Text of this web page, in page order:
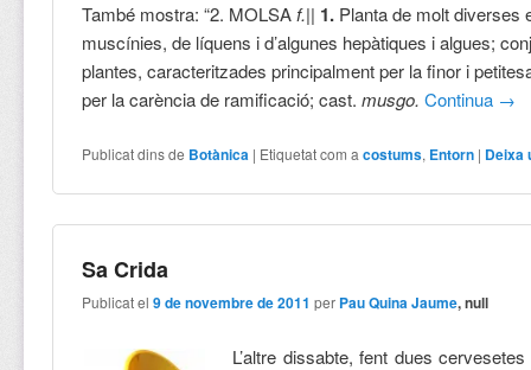
També mostra: “2. MOLSAf.|| 1. Planta de molt diverses
muscínies, de líquens i d’algunes hepàtiques i algues;
plantes, caracteritzades principalment per la finor i
per la carència de ramificació; cast.musgo. Continua →
Publicat dins de Botànica | Etiquetat com a costums, Entorn | Deixa
Sa Crida
Publicat el9 de novembre de 2011 per Pau Quina Jaume, null
L’altre dissabte, fent dues